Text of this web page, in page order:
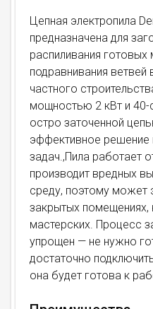
Цепная электропила
предназначена для
распиливания готовых
подравнивания ветвей
частного
мощностью 2 кВт и 40-
остро заточенной
эффективное решение
задач.,Пила работает
производит вредных
среду, поэтому может
закрытых помещениях,
мастерских. Процесс
упрощен — не нужно
достаточно
она будет готова к